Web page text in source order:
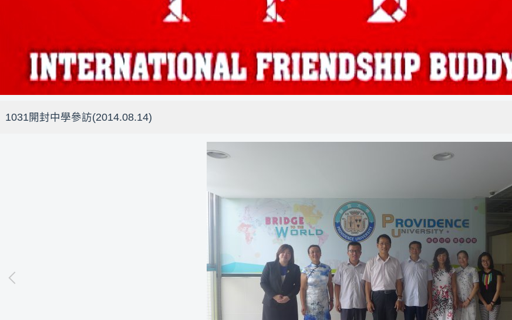
1031開封中學參訪(2014.08.14)